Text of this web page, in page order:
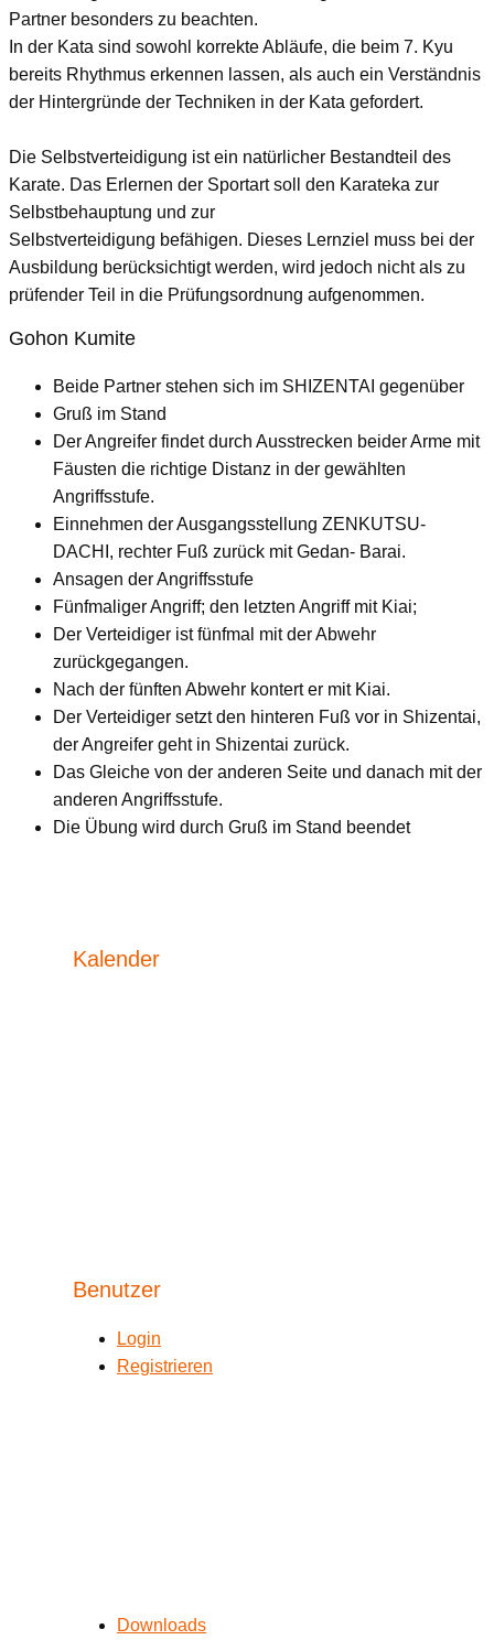
Partner besonders zu beachten.
In der Kata sind sowohl korrekte Abläufe, die beim 7. Kyu
bereits Rhythmus erkennen lassen, als auch ein Verständnis
der Hintergründe der Techniken in der Kata gefordert.
Die Selbstverteidigung ist ein natürlicher Bestandteil des
Karate. Das Erlernen der Sportart soll den Karateka zur
Selbstbehauptung und zur
Selbstverteidigung befähigen. Dieses Lernziel muss bei der
Ausbildung berücksichtigt werden, wird jedoch nicht als zu
prüfender Teil in die Prüfungsordnung aufgenommen.
Gohon Kumite
Beide Partner stehen sich im SHIZENTAI gegenüber
Gruß im Stand
Der Angreifer findet durch Ausstrecken beider Arme mit
Fäusten die richtige Distanz in der gewählten
Angriffsstufe.
Einnehmen der Ausgangsstellung ZENKUTSU-
DACHI, rechter Fuß zurück mit Gedan- Barai.
Ansagen der Angriffsstufe
Fünfmaliger Angriff; den letzten Angriff mit Kiai;
Der Verteidiger ist fünfmal mit der Abwehr
zurückgegangen.
Nach der fünften Abwehr kontert er mit Kiai.
Der Verteidiger setzt den hinteren Fuß vor in Shizentai,
der Angreifer geht in Shizentai zurück.
Das Gleiche von der anderen Seite und danach mit der
anderen Angriffsstufe.
Die Übung wird durch Gruß im Stand beendet
Kalender
Benutzer
Login
Registrieren
Downloads